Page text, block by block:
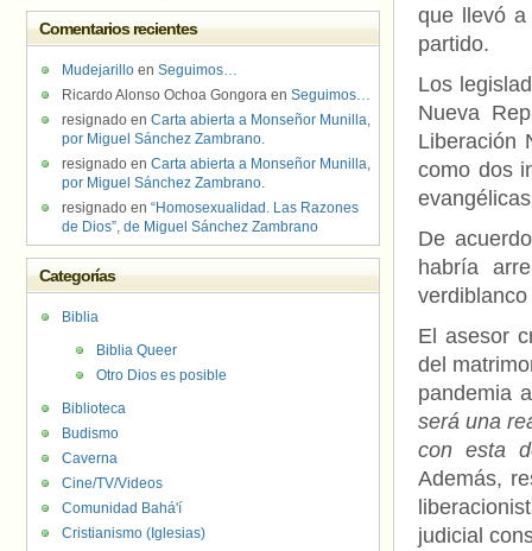
que llevó a
partido.
Los
Nueva
Liberación
como dos
De
habría
El asesor
del
pandemia
será una
con esta
Además,
judicial
Comentarios recientes
Mudejarillo en Seguimos…
Ricardo Alonso Ochoa Gongora en Seguimos…
resignado en Carta abierta a Monseñor Munilla,
por Miguel Sánchez Zambrano.
resignado en Carta abierta a Monseñor Munilla,
por Miguel Sánchez Zambrano.
resignado en “Homosexualidad. Las Razones
de Dios”, de Miguel Sánchez Zambrano
Categorías
Biblia
Biblia Queer
Otro Dios es posible
Biblioteca
Budismo
Caverna
Cine/TV/Videos
Comunidad Bahá'í
Cristianismo (Iglesias)